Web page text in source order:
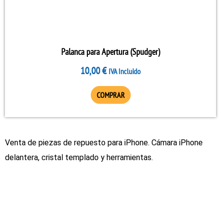
Palanca para Apertura (Spudger)
10,00€ IVA Incluido
COMPRAR
Venta de piezas de repuesto para iPhone. Cámara iPhone
delantera, cristal templado y herramientas.